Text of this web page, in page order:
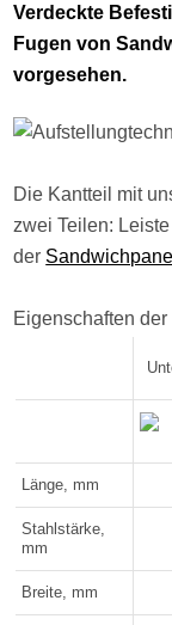
Verdeckte
Fugen von
vorgesehen.
Die Kantteil mit
zwei Teilen:
der
Eigenschaften
Länge, mm
Stahlstärke,
mm
Breite, mm